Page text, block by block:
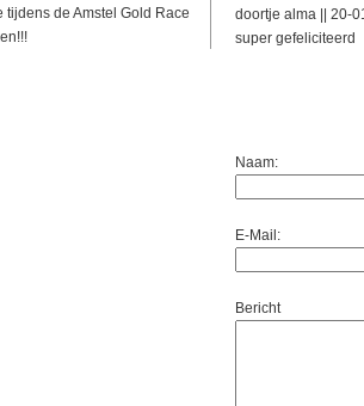
tijdens de Amstel Gold Race
doortje alma || 20-
super gefeliciteerd
Naam:
E-Mail:
Bericht